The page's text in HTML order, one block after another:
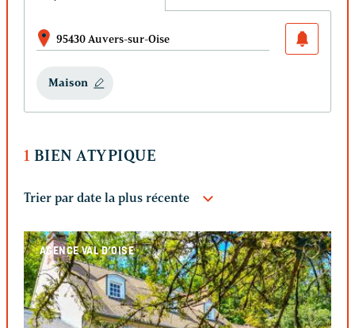
95430 Auvers-sur-Oise
Maison
1 BIEN ATYPIQUE
AGENCE VAL D’OISE